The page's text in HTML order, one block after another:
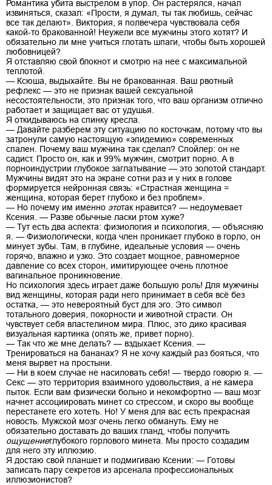
Романтика убита выстрелом в упор. Он растерялся, начал
извиняться, сказал: «Прости, я думал, ты так любишь, сейчас
все так делают». Виктория, я полвечера чувствовала себя
какой-то бракованной! Неужели все мужчины этого хотят? И
обязательно ли мне учиться глотать шпаги, чтобы быть хорошей
любовницей?
Я отставляю свой блокнот и смотрю на нее с максимальной
теплотой.
— Ксюша, выдыхайте. Вы не бракованная. Ваш рвотный
рефлекс — это не признак вашей сексуальной
несостоятельности, это признак того, что ваш организм отлично
работает и защищает вас от удушья.
Я откидываюсь на спинку кресла.
— Давайте разберем эту ситуацию по косточкам, потому что вы
затронули самую настоящую «эпидемию» современных
спален. Почему ваш мужчина так сделал? Спойлер: он не
садист. Просто он, как и 99% мужчин, смотрит порно. А в
порноиндустрии глубокое заглатывание — это золотой стандарт.
Мужчины видят это на экране сотни раз и у них в голове
формируется нейронная связь: «Страстная женщина =
женщина, которая берет глубоко и без проблем».
— Но почему им именно этотак нравится? — недоумевает
Ксения. — Разве обычные ласки ртом хуже?
— Тут есть два аспекта: физиология и психология, — объясняю
я. — Физиологически, когда член проникает глубоко в горло, он
минует зубы. Там, в глубине, идеальные условия — очень
горячо, влажно и узко. Это создает мощное, равномерное
давление со всех сторон, имитирующее очень плотное
вагинальное проникновение.
Но психология здесь играет даже большую роль! Для мужчины
вид женщины, которая ради него принимает в себя всё без
остатка, — это невероятный буст для эго. Это символ
тотального доверия, покорности и животной страсти. Он
чувствует себя властелином мира. Плюс, это дико красивая
визуальная картинка (опять же, привет порно).
— Так что же мне делать? — вздыхает Ксения. —
Тренироваться на бананах? Я не хочу каждый раз бояться, что
меня вырвет на простыни.
— Ни в коем случае не насиловать себя! — твердо говорю я. —
Секс — это территория взаимного удовольствия, а не камера
пыток. Если вам физически больно и некомфортно — ваш мозг
начнет ассоциировать минет со стрессом, и скоро вы вообще
перестанете его хотеть. Но! У меня для вас есть прекрасная
новость. Мужской мозг очень легко обмануть. Ему не
обязательно доставать до ваших гланд, чтобы получить
ощущениеглубокого горлового минета. Мы просто создадим
для него эту иллюзию.
Я достаю свой планшет и подмигиваю Ксении: — Готовы
записать пару секретов из арсенала профессиональных
иллюзионистов?